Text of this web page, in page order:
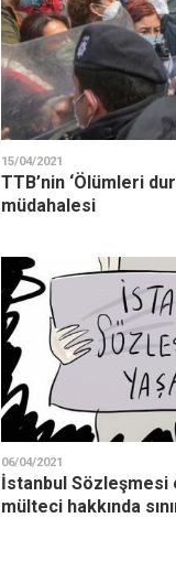
15/04/2021
TTB’nin ‘Ölümleri
müdahalesi
06/04/2021
İstanbul Sözleşmesi
mülteci hakkında